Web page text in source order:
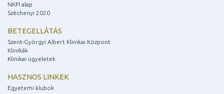
NKFI alap
Széchenyi 2020
BETEGELLÁTÁS
Szent-Györgyi Albert Klinikai Központ
Klinikák
Klinikai ügyeletek
HASZNOS LINKEK
Egyetemi klubok